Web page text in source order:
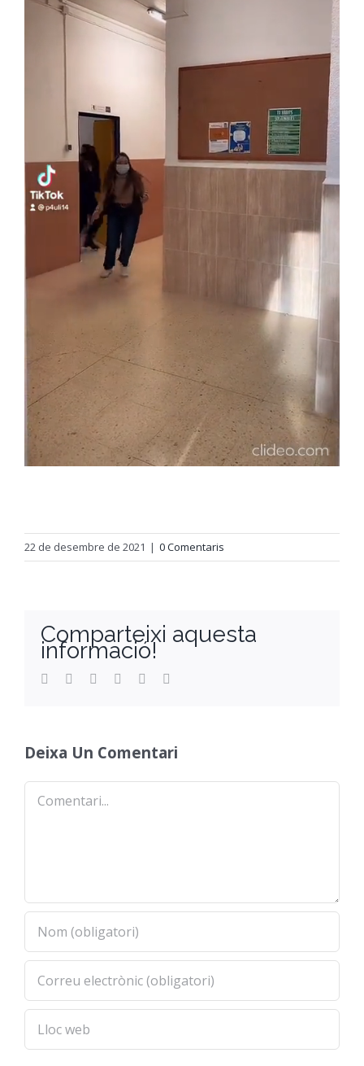
22 de desembre de 2021 | 0 Comentaris
Comparteixi aquesta
informació!
Facebook
TwitterReddit LinkedInWhatsApp
Deixa Un Comentari
Comentari